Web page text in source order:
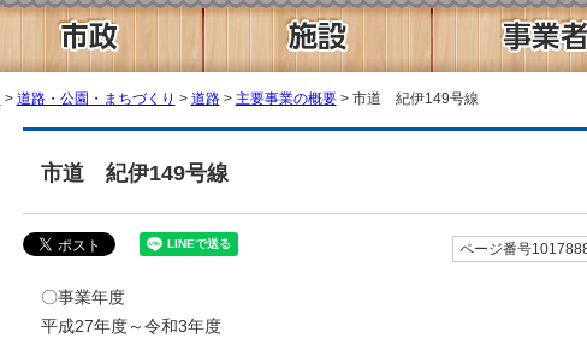
> 道路・公園・まちづくり > 道路> 主要事業の概要> 市道 紀伊149号線
市道 紀伊149号線
ページ番号
〇事業年度
平成27年度～令和3年度